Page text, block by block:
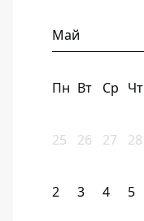
Май
Пн Вт Ср Чт
25 26 27 28
2 3 4 5